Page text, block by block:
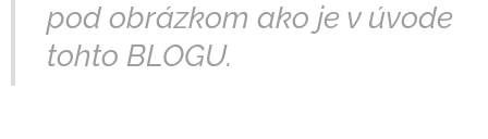
pod obrázkom ako je v úvode
tohto BLOGU.